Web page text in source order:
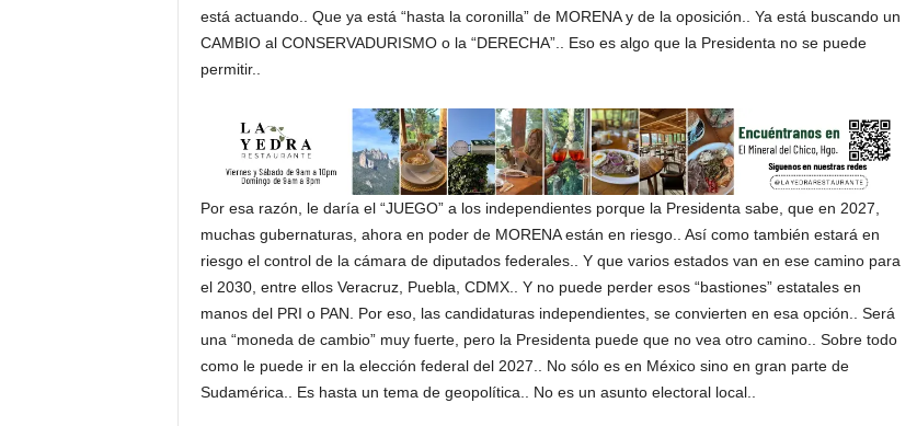
está actuando.. Que ya está “hasta la coronilla” de MORENA y de la oposición.. Ya está buscando un
CAMBIO al CONSERVADURISMO o la “DERECHA”.. Eso es algo que la Presidenta no se puede
permitir..
Por esa razón, le daría el “JUEGO” a los independientes porque la Presidenta sabe, que en 2027,
muchas gubernaturas, ahora en poder de MORENA están en riesgo.. Así como también estará en
riesgo el control de la cámara de diputados federales.. Y que varios estados van en ese camino para
el 2030, entre ellos Veracruz, Puebla, CDMX.. Y no puede perder esos “bastiones” estatales en
manos del PRI o PAN. Por eso, las candidaturas independientes, se convierten en esa opción.. Será
una “moneda de cambio” muy fuerte, pero la Presidenta puede que no vea otro camino.. Sobre todo
como le puede ir en la elección federal del 2027.. No sólo es en México sino en gran parte de
Sudamérica.. Es hasta un tema de geopolítica.. No es un asunto electoral local..